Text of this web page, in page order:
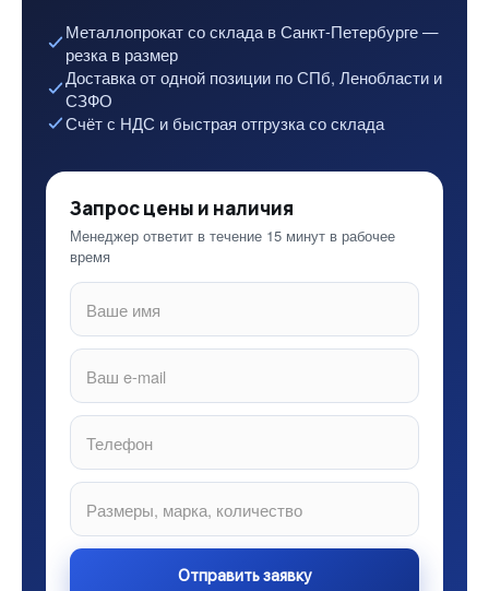
Металлопрокат со склада в Санкт-Петербурге —
резка в размер
Доставка от одной позиции по СПб, Ленобласти и
СЗФО
Счёт с НДС и быстрая отгрузка со склада
Запрос цены и наличия
Менеджер ответит в течение 15 минут в рабочее
время